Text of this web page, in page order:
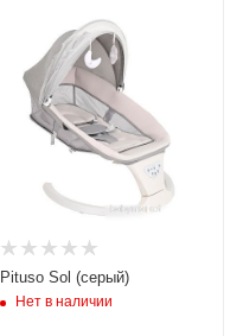
Pituso Sol (серый)
Нет в наличии